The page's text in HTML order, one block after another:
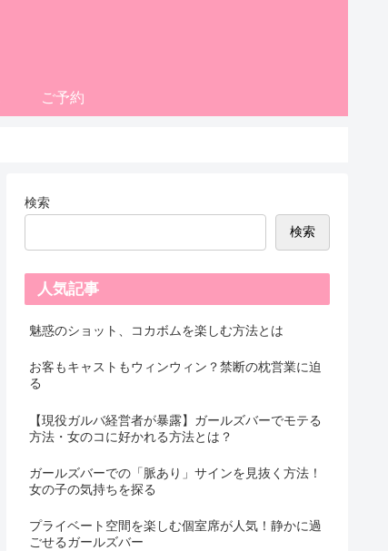
ご予約
検索
検索
人気記事
魅惑のショット、コカボムを楽しむ方法とは
お客もキャストもウィンウィン？禁断の枕営業に迫
る
【現役ガルバ経営者が暴露】ガールズバーでモテる
方法・女のコに好かれる方法とは？
ガールズバーでの「脈あり」サインを見抜く方法！
女の子の気持ちを探る
プライベート空間を楽しむ個室席が人気！静かに過
ごせるガールズバー